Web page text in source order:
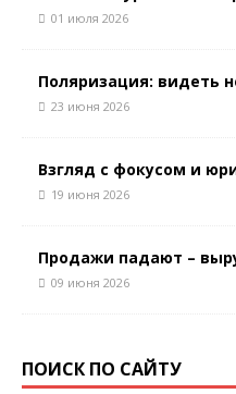
01 июля 2026
Поляризация: видеть
23 июня 2026
Взгляд с фокусом и
19 июня 2026
Продажи падают –
09 июня 2026
ПОИСК ПО САЙТУ